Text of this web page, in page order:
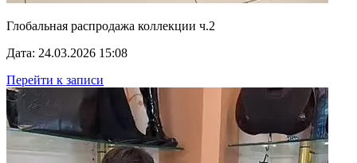
Глобальная распродажа коллекции ч.2
Дата: 24.03.2026 15:08
Перейти к записи